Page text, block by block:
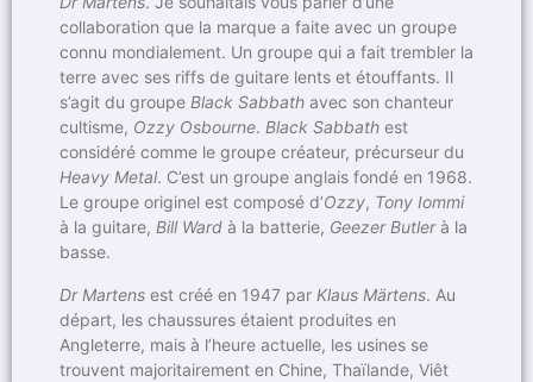
collaboration que la marque a faite avec un groupe
connu mondialement. Un groupe qui a fait trembler la
terre avec ses riffs de guitare lents et étouffants. Il
s’agit du groupe Black Sabbath avec son chanteur
cultisme, Ozzy Osbourne. Black Sabbath est
considéré comme le groupe créateur, précurseur du
Heavy Metal. C’est un groupe anglais fondé en 1968.
Le groupe originel est composé d’Ozzy, Tony Iommi
à la guitare, Bill Ward à la batterie, Geezer Butlerà la
basse.
Dr Martens est créé en 1947 par Klaus Märtens. Au
départ, les chaussures étaient produites en
Angleterre, mais à l’heure actuelle, les usines se
trouvent majoritairement en Chine, Thaïlande, Viêt